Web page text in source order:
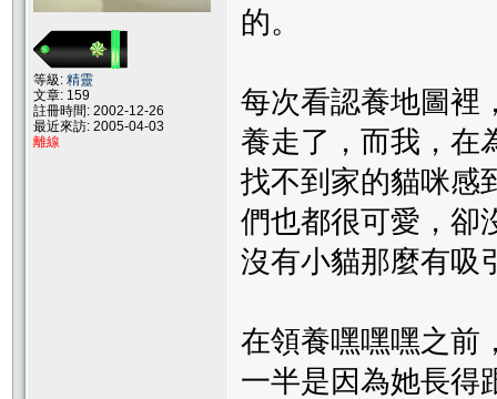
等級: 精靈
文章: 159
註冊時間: 2002-12-26
最近來訪: 2005-04-03
離線
的。
每次看認養地圖裡
養走了，而我，在
找不到家的貓咪感
們也都很可愛，卻
沒有小貓那麼有吸
在領養嘿嘿嘿之前
一半是因為她長得